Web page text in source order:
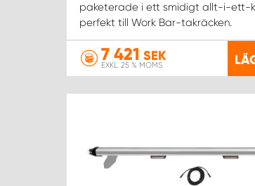
paketerade i ett smidigt allt-i-ett-
perfekt till Work Bar-takräcken.
7 421 SEK
EXKL. 25 % MOMS